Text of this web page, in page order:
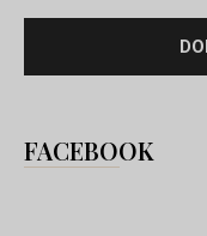
FACEBOOK